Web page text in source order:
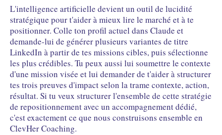
L'intelligence artificielle devient un outil de lucidité
stratégique pour t'aider à mieux lire le marché et à te
positionner. Colle ton profil actuel dans Claude et
demande-lui de générer plusieurs variantes de titre
LinkedIn à partir de tes missions cibles, puis sélectionne
les plus crédibles. Tu peux aussi lui soumettre le contexte
d'une mission visée et lui demander de t'aider à structurer
tes trois preuves d'impact selon la trame contexte, action,
résultat. Si tu veux structurer l'ensemble de cette stratégie
de repositionnement avec un accompagnement dédié,
c'est exactement ce que nous construisons ensemble en
ClevHer Coaching.